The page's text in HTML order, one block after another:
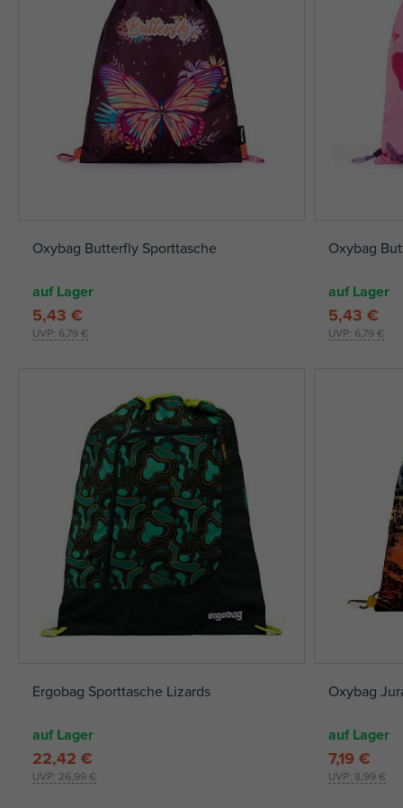
Oxybag Butterfly Sporttasche
auf Lager
UVP: 6,79 €
5,43 €
Oxybag
auf Lager
UVP: 6,79 €
5,43 €
Ergobag Sporttasche Lizards
auf Lager
UVP: 26,99 €
22,42 €
Oxybag
auf Lager
UVP: 8,99 €
7,19 €